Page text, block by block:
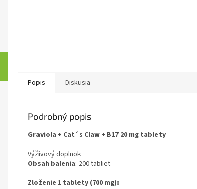
Popis Diskusia
Podrobný popis
Graviola + Cat´s Claw + B17 20 mg tablety
Výživový doplnok
Obsah balenia: 200 tabliet
Zloženie 1 tablety (700 mg):